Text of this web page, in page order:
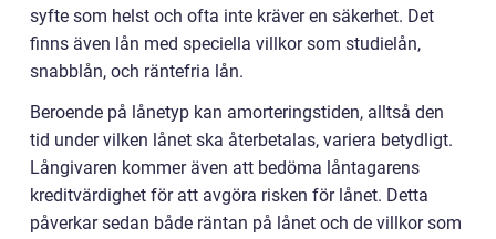
syfte som helst och ofta inte kräver en säkerhet. Det
finns även lån med speciella villkor som studielån,
snabblån, och räntefria lån.
Beroende på lånetyp kan amorteringstiden, alltså den
tid under vilken lånet ska återbetalas, variera betydligt.
Långivaren kommer även att bedöma låntagarens
kreditvärdighet för att avgöra risken för lånet. Detta
påverkar sedan både räntan på lånet och de villkor som